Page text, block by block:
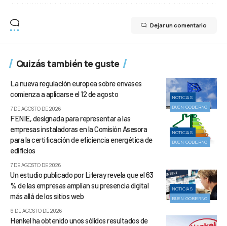
Dejar un comentario
Quizás también te guste
NOTICIAS
BUEN GOBIERNO
La nueva regulación europea sobre envases
comienza a aplicarse el 12 de agosto
7 DE AGOSTO DE 2026
NOTICIAS
BUEN GOBIERNO
FENIE, designada para representar a las
empresas instaladoras en la Comisión Asesora
para la certificación de eficiencia energética de
edificios
7 DE AGOSTO DE 2026
NOTICIAS
BUEN GOBIERNO
Un estudio publicado por Liferay revela que el 63
% de las empresas amplían su presencia digital
más allá de los sitios web
6 DE AGOSTO DE 2026
Henkel ha obtenido unos sólidos resultados de